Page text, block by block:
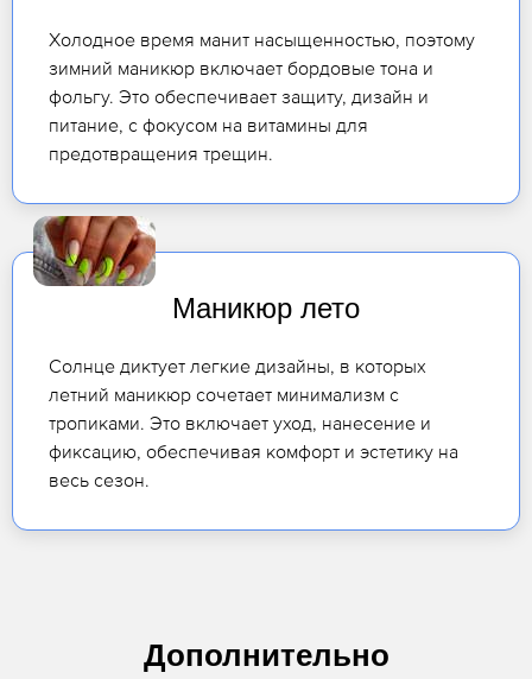
Холодное время манит насыщенностью, поэтому
зимний маникюр включает бордовые тона и
фольгу. Это обеспечивает защиту, дизайн и
питание, с фокусом на витамины для
предотвращения трещин.
Маникюр лето
Солнце диктует легкие дизайны, в которых
летний маникюр сочетает минимализм с
тропиками. Это включает уход, нанесение и
фиксацию, обеспечивая комфорт и эстетику на
весь сезон.
Дополнительно